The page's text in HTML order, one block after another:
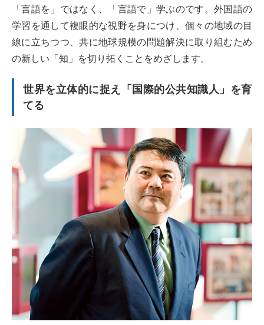
「言語を」ではなく、「言語で」学ぶのです。外国語の
学習を通して複眼的な視野を身につけ、個々の地域の目
線に立ちつつ、共に地球規模の問題解決に取り組むため
の新しい「知」を切り拓くことをめざします。
世界を立体的に捉え「国際的公共知識人」を育
てる